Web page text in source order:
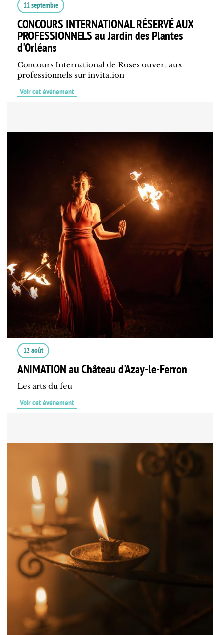
11 septembre
CONCOURS INTERNATIONAL RÉSERVÉ AUX
PROFESSIONNELS au Jardin des Plantes
d'Orléans
Concours International de Roses ouvert aux
professionnels sur invitation
Voir cet événement
12 août
ANIMATION au Château d'Azay-le-Ferron
Les arts du feu
Voir cet événement